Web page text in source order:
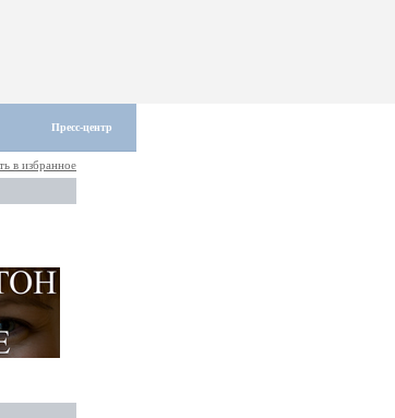
Пресс-центр
в избранное